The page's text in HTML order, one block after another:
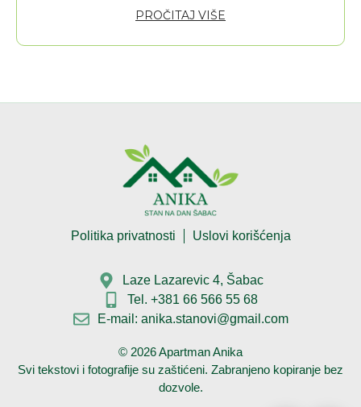
PROČITAJ VIŠE
Politika privatnosti Uslovi korišćenja
Laze Lazarevic 4, Šabac
Tel. +381 66 566 55 68
E-mail: anika.stanovi@gmail.com
© 2026Apartman Anika
Svi tekstovi i fotografije su zaštićeni. Zabranjeno kopiranje bez
dozvole.